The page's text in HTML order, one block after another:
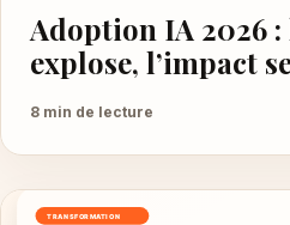
Adoption IA 2026 :
explose, l’impact
8 min de lecture